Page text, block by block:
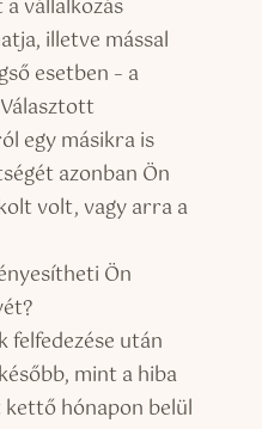
vállalkozás
illetve mással
esetben – a
egy másikra is
azonban Ön
volt, vagy arra a
Ön
felfedezése után
mint a hiba
hónapon belül